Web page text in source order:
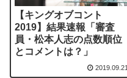
【キングオブコント
2019】結果速報「審査
員・松本人志の点数順位
とコメントは？」
2019.09.21